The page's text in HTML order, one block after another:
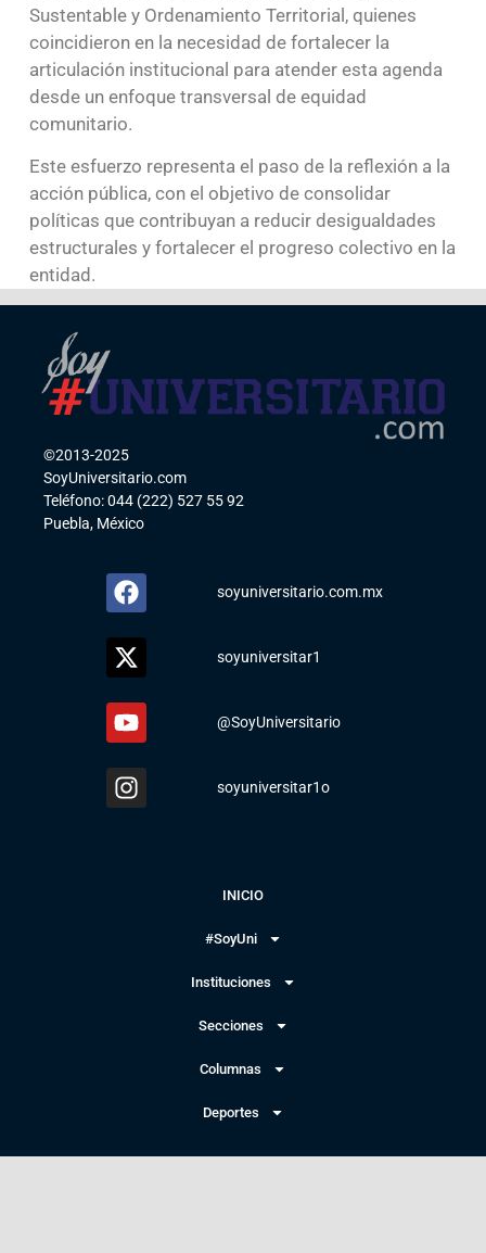
Sustentable y Ordenamiento Territorial, quienes
coincidieron en la necesidad de fortalecer la
articulación institucional para atender esta agenda
desde un enfoque transversal de equidad
comunitario.
Este esfuerzo representa el paso de la reflexión a la
acción pública, con el objetivo de consolidar
políticas que contribuyan a reducir desigualdades
estructurales y fortalecer el progreso colectivo en la
entidad.
©2013-2025
SoyUniversitario.com
Teléfono: 044 (222) 527 55 92
Puebla, México
soyuniversitario.com.mx
soyuniversitar1
@SoyUniversitario
soyuniversitar1o
INICIO
#SoyUni
Instituciones
Secciones
Columnas
Deportes